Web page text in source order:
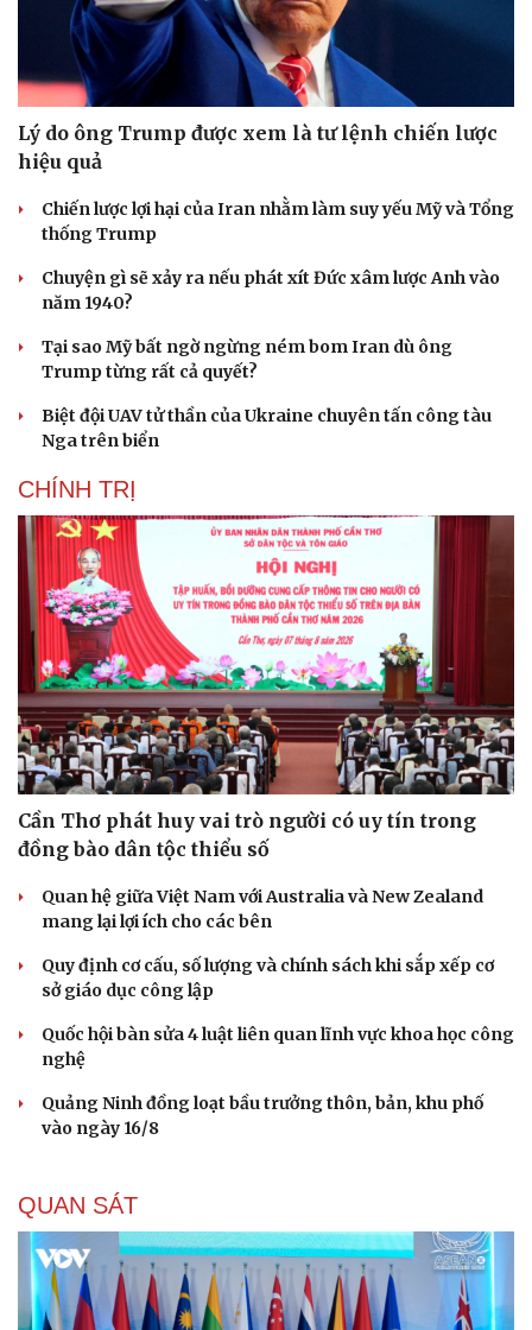
Lý do ông Trump được xem là tư lệnh chiến lược
hiệu quả
Chiến lược lợi hại của Iran nhằm làm suy yếu Mỹ và Tổng
thống Trump
Chuyện gì sẽ xảy ra nếu phát xít Đức xâm lược Anh vào
năm 1940?
Tại sao Mỹ bất ngờ ngừng ném bom Iran dù ông
Trump từng rất cả quyết?
Biệt đội UAV tử thần của Ukraine chuyên tấn công tàu
Nga trên biển
CHÍNH TRỊ
Cần Thơ phát huy vai trò người có uy tín trong
đồng bào dân tộc thiểu số
Quan hệ giữa Việt Nam với Australia và New Zealand
mang lại lợi ích cho các bên
Quy định cơ cấu, số lượng và chính sách khi sắp xếp cơ
sở giáo dục công lập
Quốc hội bàn sửa 4 luật liên quan lĩnh vực khoa học công
nghệ
Quảng Ninh đồng loạt bầu trưởng thôn, bản, khu phố
vào ngày 16/8
QUAN SÁT